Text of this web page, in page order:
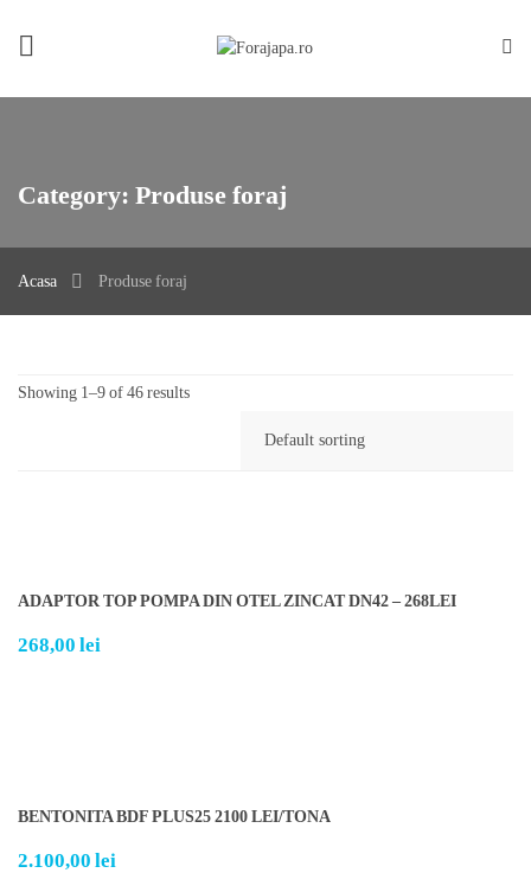
Category: Produse foraj
Acasa Produse foraj
Showing 1–9 of 46 results
ADAPTOR TOP POMPA DIN OTEL ZINCAT DN42 – 268LEI
268,00 lei
BENTONITA BDF PLUS25 2100 LEI/TONA
2.100,00 lei